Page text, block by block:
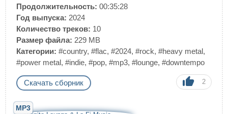
Продолжительность: 00:35:28
Год выпуска: 2024
Количество треков: 10
Размер файла: 229 MB
Категории: #country, #flac, #2024, #rock, #heavy metal,
#power metal, #indie, #pop, #mp3, #lounge, #downtempo
Скачать сборник 2
MP3